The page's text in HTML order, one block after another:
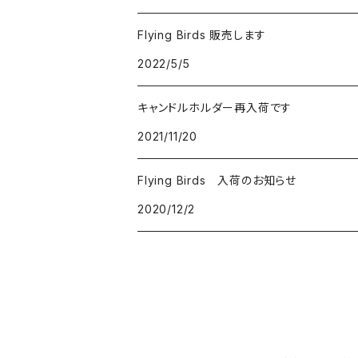
Flying Birds 販売します
2022/5/5
キャンドルホルダー再入荷です
2021/11/20
Flying Birds 入荷のお知らせ
2020/12/2